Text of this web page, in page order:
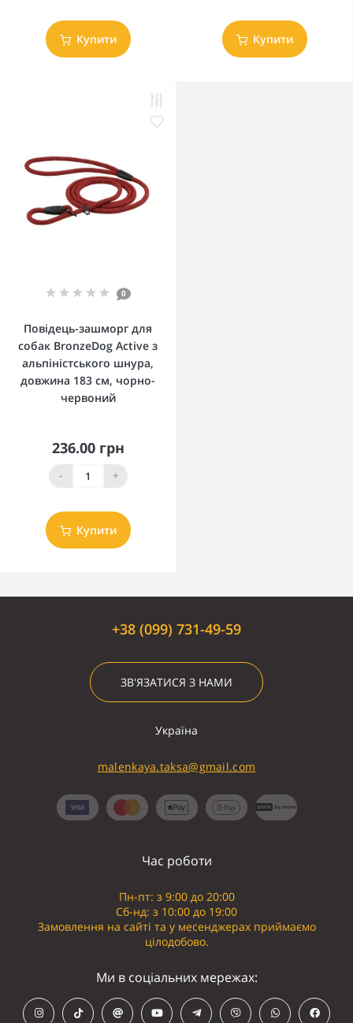
Купити Купити
0
Повідець-зашморг для
собак BronzeDog Active з
альпіністського шнура,
довжина 183 см, чорно-
червоний
236.00 грн
- +
Купити
+38 (099) 731-49-59
ЗВ'ЯЗАТИСЯ З НАМИ
Україна
malenkaya.taksa@gmail.com
Час роботи
Пн-пт: з 9:00 до 20:00
Сб-нд: з 10:00 до 19:00
Замовлення на сайті та у месенджерах приймаємо
цілодобово.
Ми в соціальних мережах: